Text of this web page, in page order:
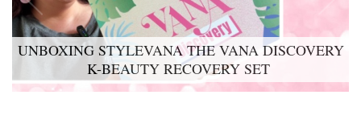
UNBOXING STYLEVANA THE VANA DISCOVERY
K-BEAUTY RECOVERY SET